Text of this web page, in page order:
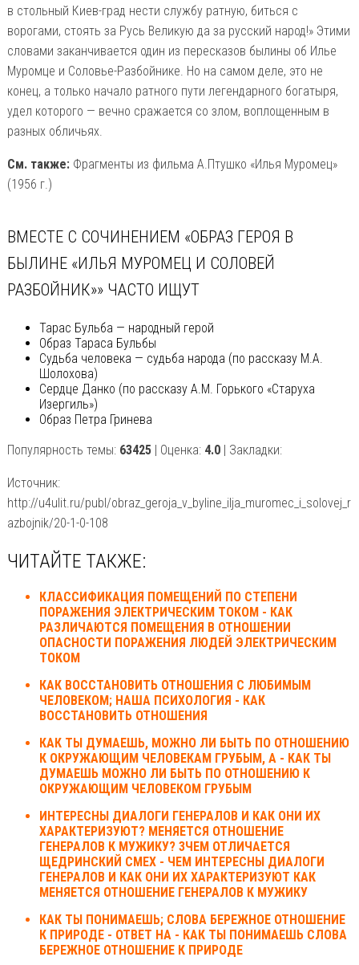
в стольный Киев-град нести службу ратную, биться с
ворогами, стоять за Русь Великую да за русский народ!» Этими
словами заканчивается один из пересказов былины об Илье
Муромце и Соловье-Разбойнике. Но на самом деле, это не
конец, а только начало ратного пути легендарного богатыря,
удел которого — вечно сражается со злом, воплощенным в
разных обличьях.
См. также:Фрагменты из фильма А.Птушко «Илья Муромец»
(1956 г.)
ВМЕСТЕ С СОЧИНЕНИЕМ «ОБРАЗ ГЕРОЯ В
БЫЛИНЕ «ИЛЬЯ МУРОМЕЦ И СОЛОВЕЙ
РАЗБОЙНИК»» ЧАСТО ИЩУТ
Тарас Бульба — народный герой
Образ Тараса Бульбы
Судьба человека — судьба народа (по рассказу М.А.
Шолохова)
Сердце Данко (по рассказу А.М. Горького «Старуха
Изергиль»)
Образ Петра Гринева
Популярность темы: 63425| Оценка: 4.0| Закладки:
Источник:
http://u4ulit.ru/publ/obraz_geroja_v_byline_ilja_muromec_i_solovej_r
azbojnik/20-1-0-108
ЧИТАЙТЕ ТАКЖЕ:
КЛАССИФИКАЦИЯ ПОМЕЩЕНИЙ ПО СТЕПЕНИ
ПОРАЖЕНИЯ ЭЛЕКТРИЧЕСКИМ ТОКОМ - КАК
РАЗЛИЧАЮТСЯ ПОМЕЩЕНИЯ В ОТНОШЕНИИ
ОПАСНОСТИ ПОРАЖЕНИЯ ЛЮДЕЙ ЭЛЕКТРИЧЕСКИМ
ТОКОМ
КАК ВОССТАНОВИТЬ ОТНОШЕНИЯ С ЛЮБИМЫМ
ЧЕЛОВЕКОМ; НАША ПСИХОЛОГИЯ - КАК
ВОССТАНОВИТЬ ОТНОШЕНИЯ
КАК ТЫ ДУМАЕШЬ, МОЖНО ЛИ БЫТЬ ПО ОТНОШЕНИЮ
К ОКРУЖАЮЩИМ ЧЕЛОВЕКАМ ГРУБЫМ, А - КАК ТЫ
ДУМАЕШЬ МОЖНО ЛИ БЫТЬ ПО ОТНОШЕНИЮ К
ОКРУЖАЮЩИМ ЧЕЛОВЕКОМ ГРУБЫМ
ИНТЕРЕСНЫ ДИАЛОГИ ГЕНЕРАЛОВ И КАК ОНИ ИХ
ХАРАКТЕРИЗУЮТ? МЕНЯЕТСЯ ОТНОШЕНИЕ
ГЕНЕРАЛОВ К МУЖИКУ? 3ЧЕМ ОТЛИЧАЕТСЯ
ЩЕДРИНСКИЙ СМЕХ - ЧЕМ ИНТЕРЕСНЫ ДИАЛОГИ
ГЕНЕРАЛОВ И КАК ОНИ ИХ ХАРАКТЕРИЗУЮТ КАК
МЕНЯЕТСЯ ОТНОШЕНИЕ ГЕНЕРАЛОВ К МУЖИКУ
КАК ТЫ ПОНИМАЕШЬ; СЛОВА БЕРЕЖНОЕ ОТНОШЕНИЕ
К ПРИРОДЕ - ОТВЕТ НА - КАК ТЫ ПОНИМАЕШЬ СЛОВА
БЕРЕЖНОЕ ОТНОШЕНИЕ К ПРИРОДЕ